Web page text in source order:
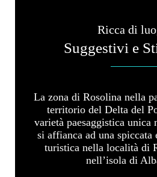
Ricca di
Suggestivi e
La zona di Rosolina nella
territorio del Delta del
varietà paesaggistica unica
si affianca ad una spiccata
turistica nella località di
nell’isola di